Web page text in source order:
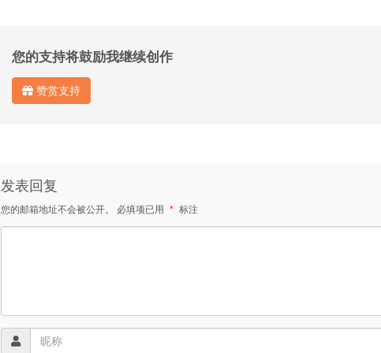
您的支持将鼓励我继续创作
赞赏支持
发表回复
您的邮箱地址不会被公开。 必填项已用 * 标注